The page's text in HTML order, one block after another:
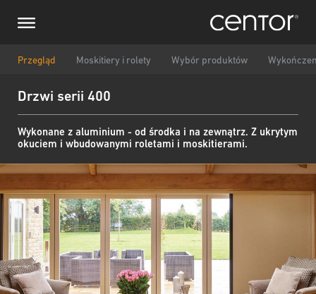
treści
Przegląd Moskitiery i rolety Wybór produktów
Drzwi serii 400
Wykonane z aluminium - od środka i na zewnątrz. Z ukrytym
okuciem i wbudowanymi roletami i moskitierami.
Prześlij zapytanie
Numer telefonu
Email
Kraj
Kod pocztowy
Jestem
DACH i BeNeLux